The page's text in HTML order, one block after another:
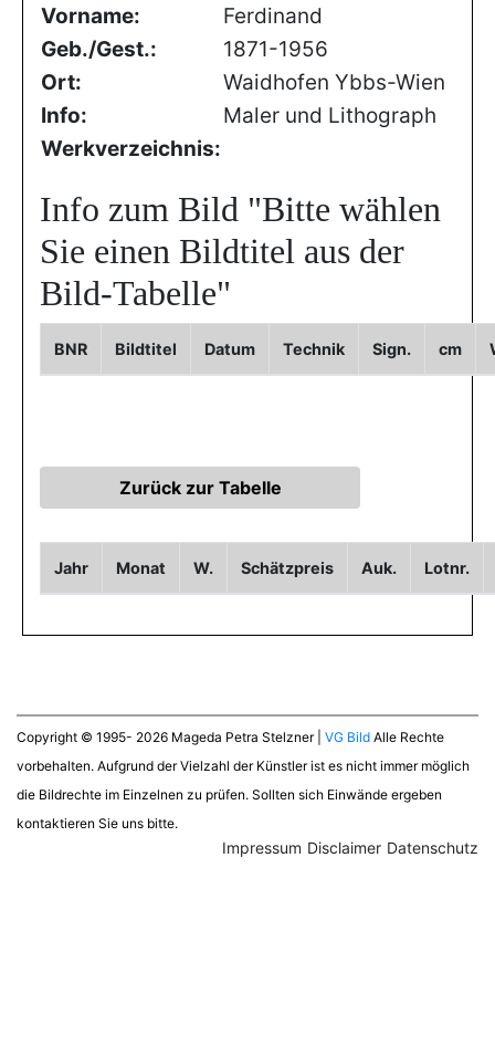
Vorname:
Ferdinand
Geb./Gest.:
1871-1956
Ort:
Waidhofen Ybbs-Wien
Info:
Maler und Lithograph
Werkverzeichnis:
Info zum Bild "Bitte wählen
Sie einen Bildtitel aus der
Bild-Tabelle"
BNR Bildtitel Datum Technik Sign. cm
Jahr Monat W. Schätzpreis Auk. Lotnr.
Copyright © 1995- 2026 Mageda Petra Stelzner | VG Bild Alle Rechte
vorbehalten. Aufgrund der Vielzahl der Künstler ist es nicht immer möglich
die Bildrechte im Einzelnen zu prüfen. Sollten sich Einwände ergeben
kontaktieren Sie uns bitte.
Datenschutz
Disclaimer
Impressum